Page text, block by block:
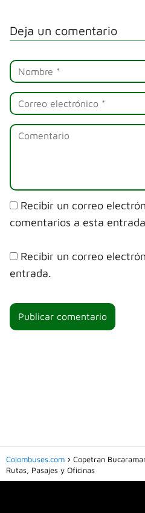
Deja un comentario
Recibir un correo
comentarios a esta
Recibir un correo
entrada.
Colombuses.com
Copetran
Rutas, Pasajes y Oficinas